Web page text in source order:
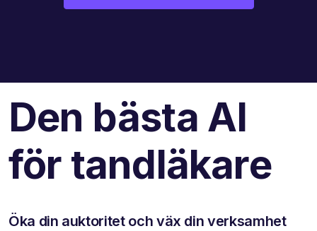
Den bästa AI
för tandläkare
Öka din auktoritet och väx din verksamhet